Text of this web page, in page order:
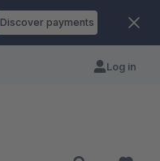
Discover payments
Log in